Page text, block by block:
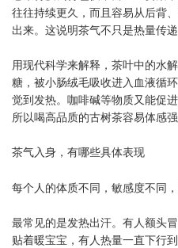
往往持续更久，而且容易从后背
出来。这说明茶气不只是热量传
用现代科学来解释，茶叶中的水
糖，被小肠绒毛吸收进入血液循
觉到发热。咖啡碱等物质又能促
所以喝高品质的古树茶容易体感
茶气入身，有哪些具体表现
每个人的体质不同，敏感度不同
最常见的是发热出汗。有人额头
贴着暖宝宝，有人热量一直下行